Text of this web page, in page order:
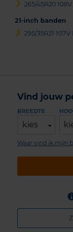
265/45R20
21-inch banden
295/35R21
Vind jouw
BREEDTE
kies
Waar vind ik mijn